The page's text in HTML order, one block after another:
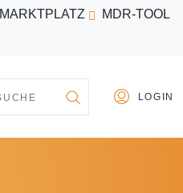
MARKTPLATZ MDR-TOOL